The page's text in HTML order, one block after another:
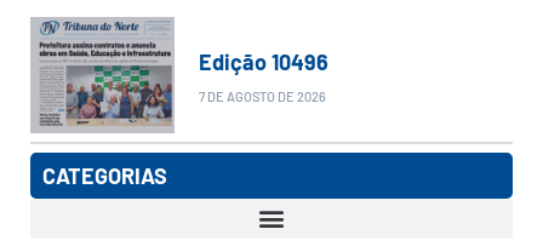
Edição 10496
7 DE AGOSTO DE 2026
CATEGORIAS